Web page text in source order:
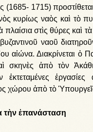
(1685- 1715)
κυρίως ναὸς καὶ τὸ
πλαίσια στὶς θύρες
ναοῦ
αἰώνα. Διακρίνεται ὁ
σκηνὲς ἀπὸ τὸν
ἐκτεταμένες
χώρου ἀπὸ τὸ
τὴν ἐπανάσταση